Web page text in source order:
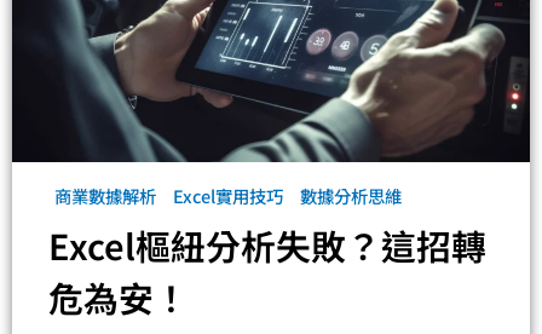
商業數據解析 Excel實用技巧 數據分析思維
Excel樞紐分析失敗？這招轉
危為安！